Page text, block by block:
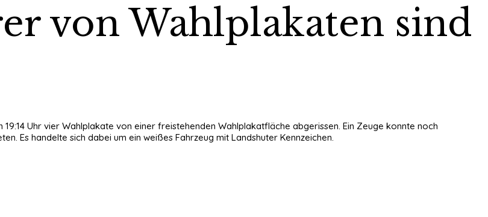
von Wahlplakaten sind
Uhr vier Wahlplakate von einer freistehenden Wahlplakatfläche abgerissen. Ein Zeuge konnte noch
Es handelte sich dabei um ein weißes Fahrzeug mit Landshuter Kennzeichen.